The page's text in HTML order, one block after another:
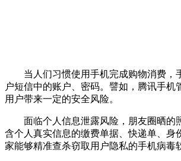
当人们习惯使用手机完成购物消费，手
户短信中的账户、密码。譬如，腾讯手机
用户带来一定的安全风险。
面临个人信息泄露风险，朋友圈晒的照
含个人真实信息的缴费单据、快递单、
家能够精准查杀窃取用户隐私的手机病毒